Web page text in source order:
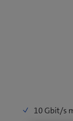
10 Gbit/s